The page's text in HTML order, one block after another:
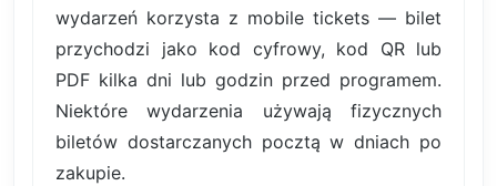
wydarzeń korzysta z mobile tickets — bilet
przychodzi jako kod cyfrowy, kod QR lub
PDF kilka dni lub godzin przed programem.
Niektóre wydarzenia używają fizycznych
biletów dostarczanych pocztą w dniach po
zakupie.